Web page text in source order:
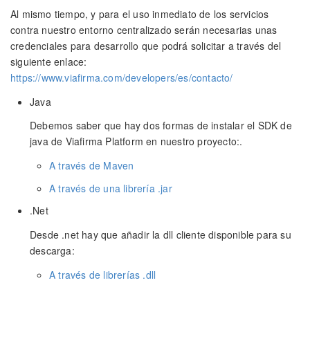
Al mismo tiempo, y para el uso inmediato de los servicios
contra nuestro entorno centralizado serán necesarias unas
credenciales para desarrollo que podrá solicitar a través del
siguiente enlace:
https://www.viafirma.com/developers/es/contacto/
Java
Debemos saber que hay dos formas de instalar el SDK de
java de Viafirma Platform en nuestro proyecto:.
A través de Maven
A través de una librería .jar
.Net
Desde .net hay que añadir la dll cliente disponible para su
descarga:
A través de librerías .dll